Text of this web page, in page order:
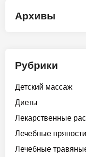
Архивы
Рубрики
Детский массаж
Диеты
Лекарственные
Лечебные пряности
Лечебные